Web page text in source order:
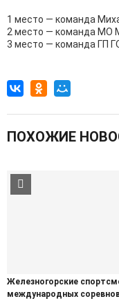
1 место — команда
2 место — команда МО
3 место — команда ГП
ПОХОЖИЕ
Железногорские
международных